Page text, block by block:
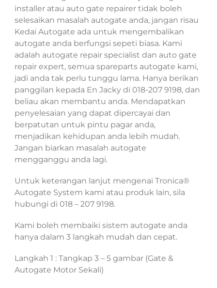
installer atau auto gate repairer tidak boleh
selesaikan masalah autogate anda, jangan risau
Kedai Autogate ada untuk mengembalikan
autogate anda berfungsi sepeti biasa. Kami
adalah autogate repair specialist dan auto gate
repair expert, semua spareparts autogate kami,
jadi anda tak perlu tunggu lama. Hanya berikan
panggilan kepada En Jacky di 018-207 9198, dan
beliau akan membantu anda. Mendapatkan
penyelesaian yang dapat dipercayai dan
berpatutan untuk pintu pagar anda,
menjadikan kehidupan anda lebih mudah.
Jangan biarkan masalah autogate
mengganggu anda lagi.
Untuk keterangan lanjut mengenai Tronica®
Autogate System kami atau produk lain, sila
hubungi di 018 – 207 9198.
Kami boleh membaiki sistem autogate anda
hanya dalam 3 langkah mudah dan cepat.
Langkah 1 : Tangkap 3 – 5 gambar (Gate &
Autogate Motor Sekali)